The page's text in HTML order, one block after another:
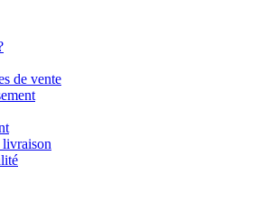
de vente
livraison